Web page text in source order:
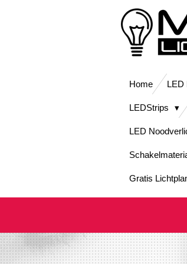
Home LED
LEDStrips
LED
Gratis